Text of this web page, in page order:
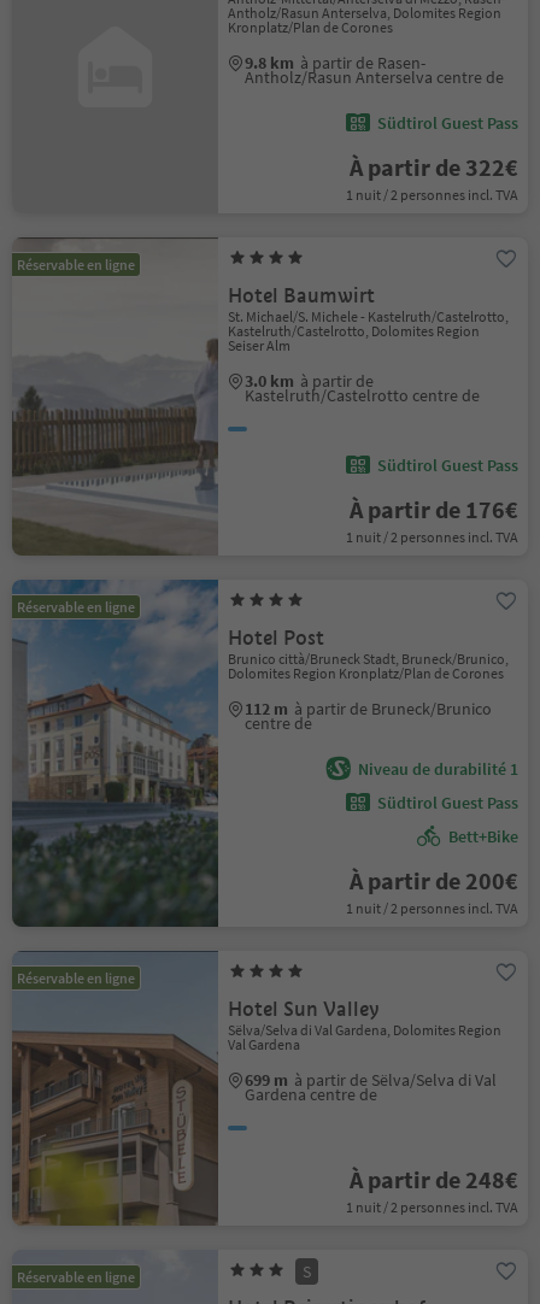
Antholz/Rasun Anterselva, Dolomites Region
Kronplatz/Plan de Corones
9.8 km à partir de Rasen-
Antholz/Rasun Anterselva centre de
Südtirol Guest Pass
À partir de 322€
1 nuit / 2 personnes incl. TVA
Réservable en ligne
Hotel Baumwirt
St. Michael/S. Michele - Kastelruth/Castelrotto,
Kastelruth/Castelrotto, Dolomites Region
Seiser Alm
3.0 km à partir de
Kastelruth/Castelrotto centre de
Südtirol Guest Pass
À partir de 176€
1 nuit / 2 personnes incl. TVA
Réservable en ligne
Hotel Post
Brunico città/Bruneck Stadt, Bruneck/Brunico,
Dolomites Region Kronplatz/Plan de Corones
112 m à partir de Bruneck/Brunico
centre de
Niveau de durabilité 1
Südtirol Guest Pass
Bett+Bike
À partir de 200€
1 nuit / 2 personnes incl. TVA
Réservable en ligne
Hotel Sun Valley
Sëlva/Selva di Val Gardena, Dolomites Region
Val Gardena
699 m à partir de Sëlva/Selva di Val
Gardena centre de
À partir de 248€
1 nuit / 2 personnes incl. TVA
Réservable en ligne S